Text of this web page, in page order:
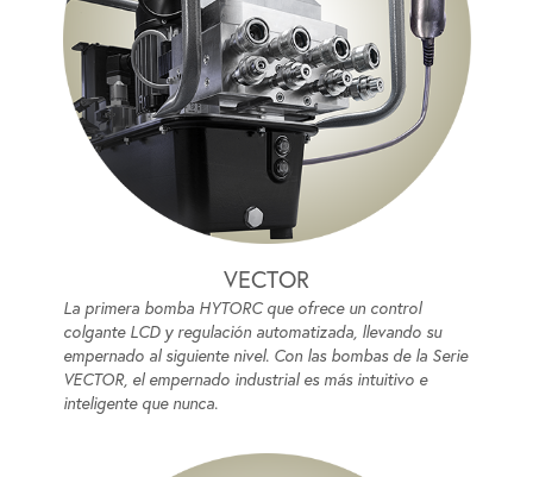
VECTOR
La primera bomba HYTORC que ofrece un control
colgante LCD y regulación automatizada, llevando su
empernado al siguiente nivel. Con las bombas de la Serie
VECTOR, el empernado industrial es más intuitivo e
inteligente que nunca.